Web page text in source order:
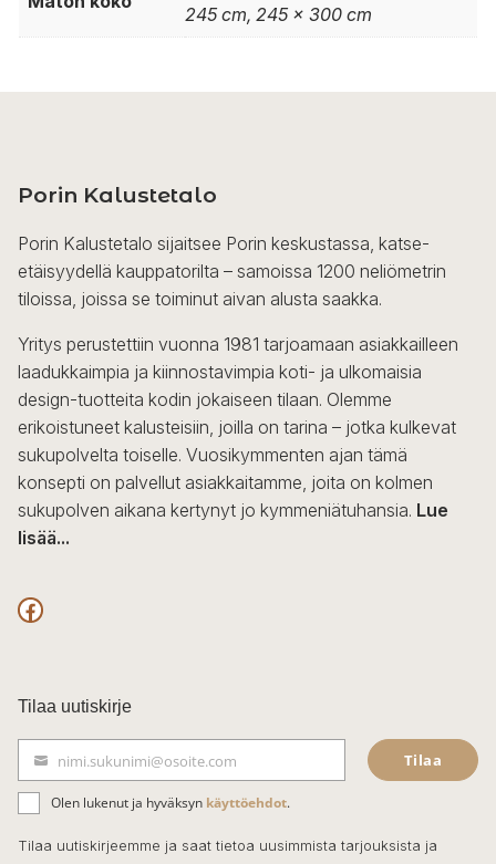
245 cm, 245 x 300 cm
Porin Kalustetalo
Porin Kalustetalo sijaitsee Porin keskustassa, katse-
etäisyydellä kauppatorilta – samoissa 1200 neliömetrin
tiloissa, joissa se toiminut aivan alusta saakka.
Yritys perustettiin vuonna 1981 tarjoamaan asiakkailleen
laadukkaimpia ja kiinnostavimpia koti- ja ulkomaisia
design-tuotteita kodin jokaiseen tilaan. Olemme
erikoistuneet kalusteisiin, joilla on tarina – jotka kulkevat
sukupolvelta toiselle. Vuosikymmenten ajan tämä
konsepti on palvellut asiakkaitamme, joita on kolmen
sukupolven aikana kertynyt jo kymmeniätuhansia. Lue
lisää...
F
c
e
b
o
o
Tilaa uutiskirje
ä
h
k
nimi.sukunimi@osoite.com Tilaa
Olen lukenut ja hyväksyn käyttöehdot.
Tilaa uutiskirjeemme ja saat tietoa uusimmista tarjouksista ja